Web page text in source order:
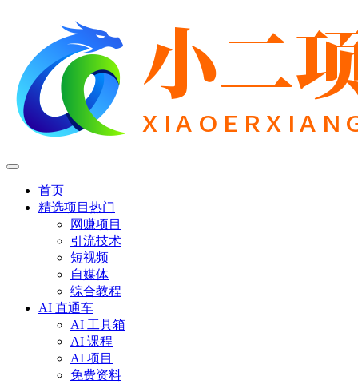
首页
精选项目 热门
网赚项目
引流技术
短视频
自媒体
综合教程
AI 直通车
AI 工具箱
AI 课程
AI 项目
免费资料